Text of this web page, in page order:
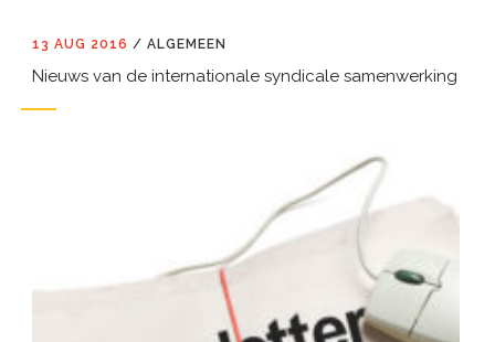
13 AUG 2016 / ALGEMEEN
Nieuws van de internationale syndicale samenwerking